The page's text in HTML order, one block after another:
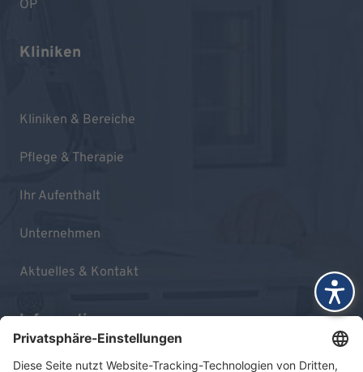
OP
Kliniken
Kliniken & Bereiche
Pflege & Therapie
Ihr Aufenthalt
Unternehmen
Aktuelles & Kontakt
Informationen